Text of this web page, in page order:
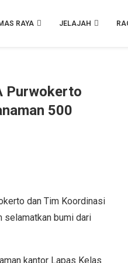
RAYA JELAJAH
Purwokerto
500
dan Tim Koordinasi
selamatkan bumi dari
kantor Lapas Kelas